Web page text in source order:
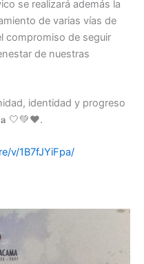
se realizará además la
de varias vías de
compromiso de seguir
de nuestras
identidad y progreso
🤍💚♥️.
v/1B7fJYiFpa/